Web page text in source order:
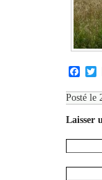
Posté le
Laisser